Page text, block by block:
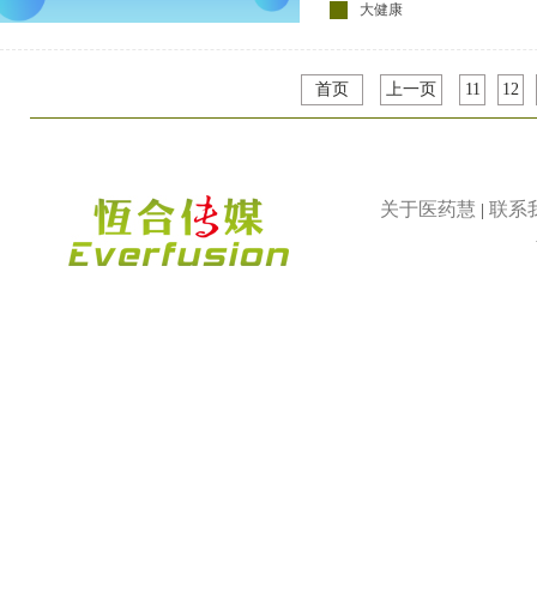
大健康
首页 上一页 11 12
关于医药慧
联系